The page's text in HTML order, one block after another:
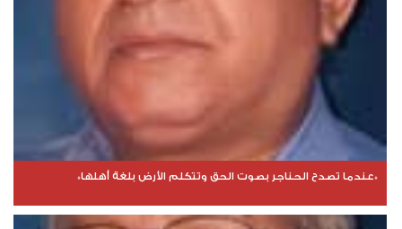
*عندما تصدح الحناجر بصوت الحق وتتكلم الأرض بلغة أهلها*